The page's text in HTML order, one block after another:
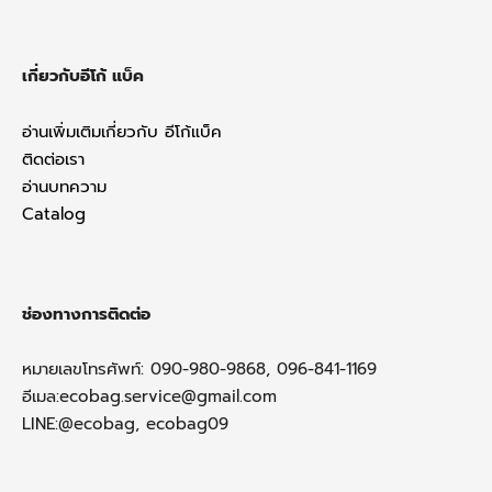
เกี่ยวกับอีโก้ แบ็ค
อ่านเพิ่มเติมเกี่ยวกับ อีโก้แบ็ค
ติดต่อเรา
อ่านบทความ
Catalog
ช่องทางการติดต่อ
หมายเลขโทรศัพท์: 090-980-9868, 096-841-1169
อีเมล:ecobag.service@gmail.com
LINE:@ecobag, ecobag09